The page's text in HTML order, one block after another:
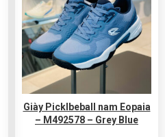
Giày Picklbeball nam Eopaia
– M492578 – Grey Blue